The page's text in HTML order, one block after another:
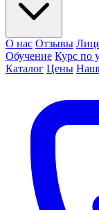
О нас Отзывы
Обучение Курс по
Каталог Цены